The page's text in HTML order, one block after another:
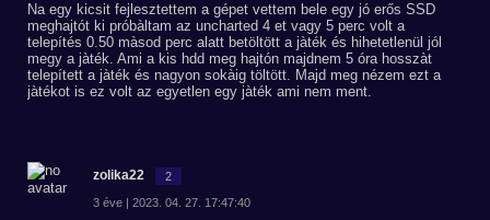
Na egy kicsit fejlesztettem a gépet vettem bele egy jó erős SSD
meghajtót ki próbàltam az uncharted 4 et vagy 5 perc volt a
telepítés 0.50 màsod perc alatt betöltött a jàték és hihetetlenül jól
megy a jàték. Ami a kis hdd meg hajtón majdnem 5 óra hosszàt
telepített a jàték és nagyon sokàig töltött. Majd meg nézem ezt a
jàtékot is ez volt az egyetlen egy jàték ami nem ment.
zolika22 2
3 éve | 2023. 04. 27. 17:47:40